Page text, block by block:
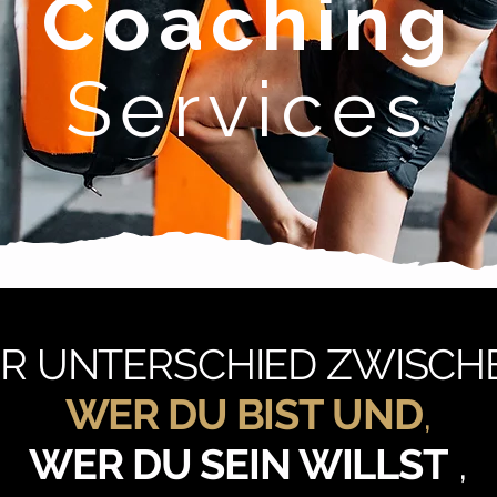
Coaching
Services
UNTERSCHIED
WER DU BIST UND,
WER DU SEIN WILLST,